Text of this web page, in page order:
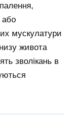
або
мускулатури
живота
зволікань в